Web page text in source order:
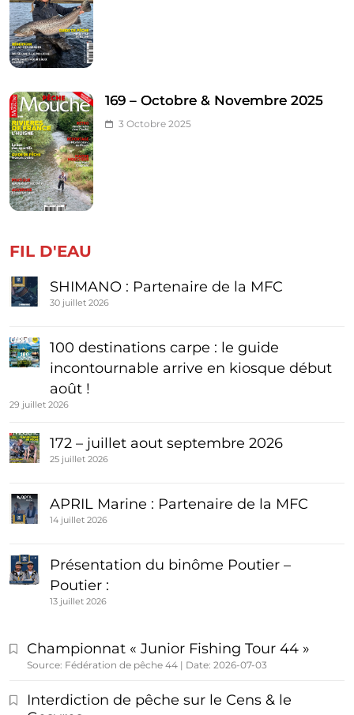
169 – Octobre & Novembre 2025
3 Octobre 2025
FIL D'EAU
SHIMANO : Partenaire de la MFC
30 juillet 2026
100 destinations carpe : le guide
incontournable arrive en kiosque début
août !
29 juillet 2026
172 – juillet aout septembre 2026
25 juillet 2026
APRIL Marine : Partenaire de la MFC
14 juillet 2026
Présentation du binôme Poutier –
Poutier :
13 juillet 2026
Championnat « Junior Fishing Tour 44 »
Source: Fédération de pêche 44 Date: 2026-07-03
Interdiction de pêche sur le Cens & le